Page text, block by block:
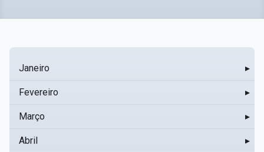
Janeiro ▸
Fevereiro ▸
Março ▸
Abril ▸